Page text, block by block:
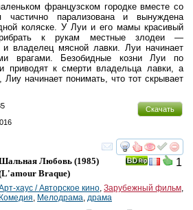
французском городке вместе со
частично парализована и вынуждена
коляске. У Луи и его мамы красивый
к рукам местные злодеи —
и владелец мясной лавки. Луи начинает
врагами. Безобидные козни Луи по
приводят к смерти владельца лавки, а
начинает понимать, что тот скрывает
Скачать
смотреть
1
Любовь(1985)
L'amour Braque)
хаус / Авторское кино Зарубежный фильм
Комедия Мелодрама драма